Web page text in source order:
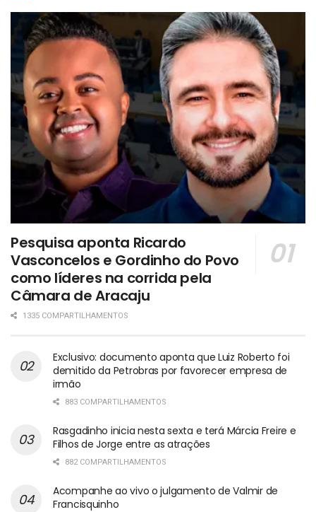
Pesquisa aponta Ricardo
Vasconcelos e Gordinho do Povo
como líderes na corrida pela
Câmara de Aracaju
1335 COMPARTILHAMENTOS
Exclusivo: documento aponta que Luiz Roberto foi
demitido da Petrobras por favorecer empresa de
irmão
883 COMPARTILHAMENTOS
Rasgadinho inicia nesta sexta e terá Márcia Freire e
Filhos de Jorge entre as atrações
882 COMPARTILHAMENTOS
Acompanhe ao vivo o julgamento de Valmir de
Francisquinho